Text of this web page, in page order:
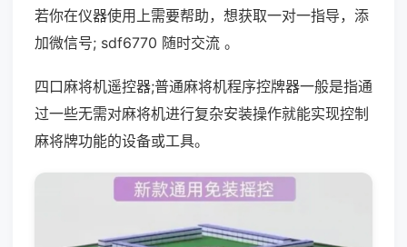
若你在仪器使用上需要帮助，想获取一对一指导，添
加微信号; sdf6770 随时交流 。
四口麻将机遥控器;普通麻将机程序控牌器一般是指通
过一些无需对麻将机进行复杂安装操作就能实现控制
麻将牌功能的设备或工具。